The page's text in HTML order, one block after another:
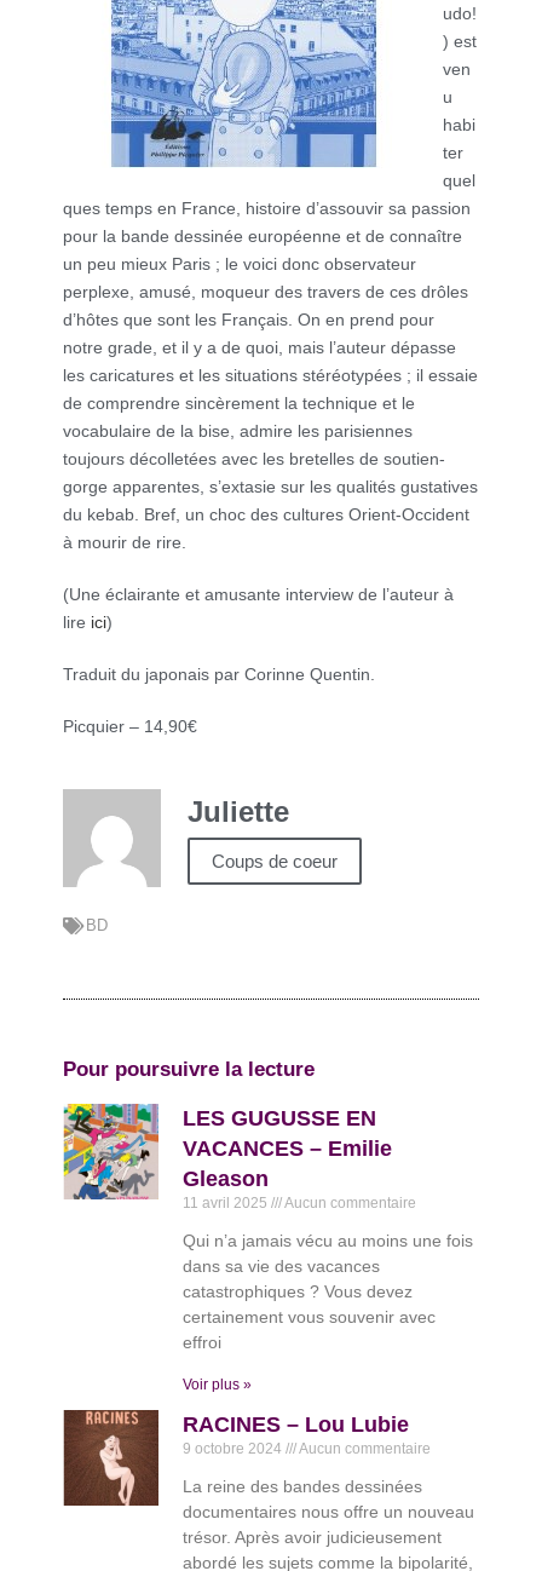
udo!
) est
ven
u
habi
ter
quel
ques temps en France, histoire d’assouvir sa passion
pour la bande dessinée européenne et de connaître
un peu mieux Paris ; le voici donc observateur
perplexe, amusé, moqueur des travers de ces drôles
d’hôtes que sont les Français. On en prend pour
notre grade, et il y a de quoi, mais l’auteur dépasse
les caricatures et les situations stéréotypées ; il essaie
de comprendre sincèrement la technique et le
vocabulaire de la bise, admire les parisiennes
toujours décolletées avec les bretelles de soutien-
gorge apparentes, s’extasie sur les qualités gustatives
du kebab. Bref, un choc des cultures Orient-Occident
à mourir de rire.
(Une éclairante et amusante interview de l’auteur à
lire ici)
Traduit du japonais par Corinne Quentin.
Picquier – 14,90€
Juliette
Coups de coeur
BD
Pour poursuivre la lecture
LES GUGUSSE EN
VACANCES – Emilie
Gleason
11 avril 2025 Aucun commentaire
Qui n’a jamais vécu au moins une fois
dans sa vie des vacances
catastrophiques ? Vous devez
certainement vous souvenir avec
effroi
Voir plus »
RACINES – Lou Lubie
9 octobre 2024 Aucun commentaire
La reine des bandes dessinées
documentaires nous offre un nouveau
trésor. Après avoir judicieusement
abordé les sujets comme la bipolarité,